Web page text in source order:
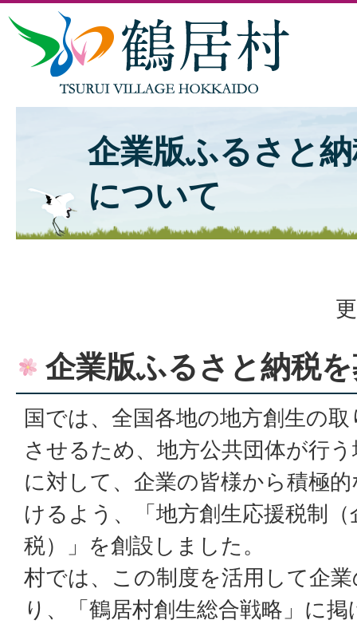
企業版ふるさと
について
企業版ふるさと納税
国では、全国各地の地方創生の
させるため、地方公共団体が行
に対して、企業の皆様から積極
けるよう、「地方創生応援税制
税）」を創設しました。
村では、この制度を活用して企
り、「鶴居村創生総合戦略」に